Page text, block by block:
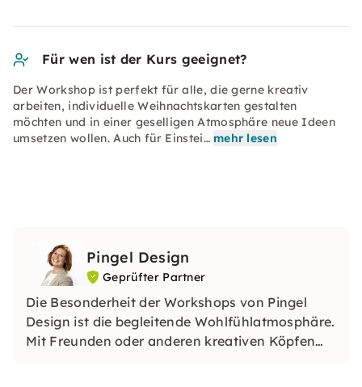
Für wen ist der Kurs geeignet?
Der Workshop ist perfekt für alle, die gerne kreativ
arbeiten, individuelle Weihnachtskarten gestalten
möchten und in einer geselligen Atmosphäre neue Ideen
umsetzen wollen. Auch für Einstei… mehr lesen
Pingel Design
Geprüfter Partner
Die Besonderheit der Workshops von Pingel
Design ist die begleitende Wohlfühlatmosphäre.
Mit Freunden oder anderen kreativen Köpfen